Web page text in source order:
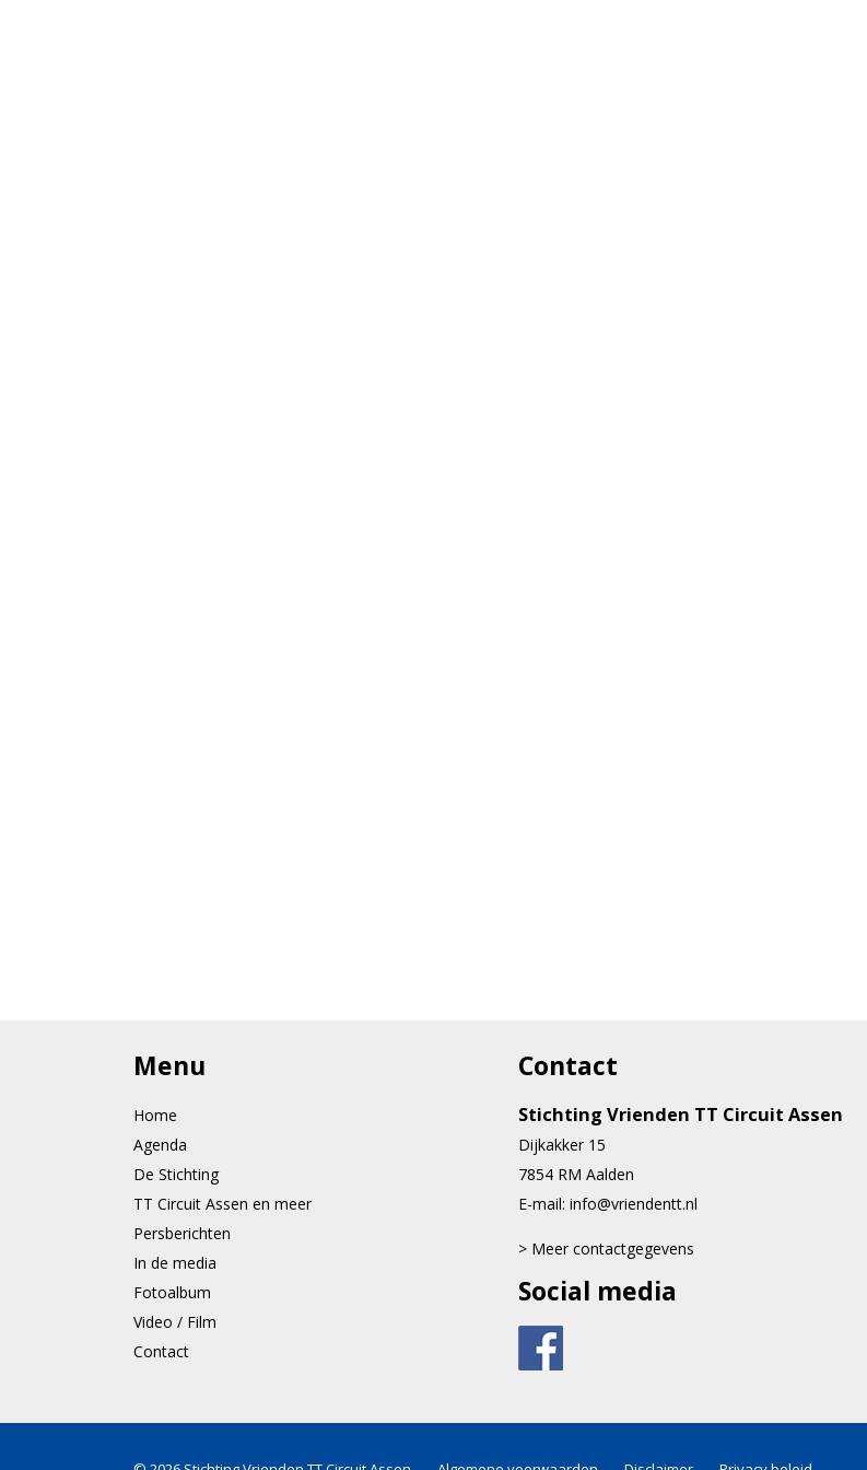
Menu
Home
Agenda
De Stichting
TT Circuit Assen en meer
Persberichten
In de media
Fotoalbum
Video / Film
Contact
Contact
Stichting Vrienden TT Circuit Assen
Dijkakker 15
7854 RM Aalden
E-mail: info@vriendentt.nl
> Meer contactgegevens
Social media